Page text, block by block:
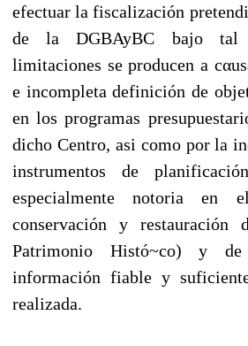
efectuar la fiscalización
de la DGBAyBC bajo tal
limitaciones se producen a
e incompleta definición de
en los programas
dicho Centro, asi como por la
instrumentos de
especialmente notoria
conservación y restauración
Patrimonio Histó~co) y
información fiable y
realizada.